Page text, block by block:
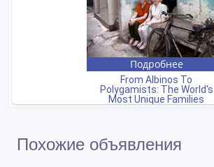
Похожие объявления